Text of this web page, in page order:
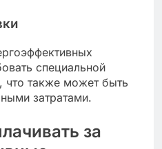
специальной
что также может быть
затратами.
за